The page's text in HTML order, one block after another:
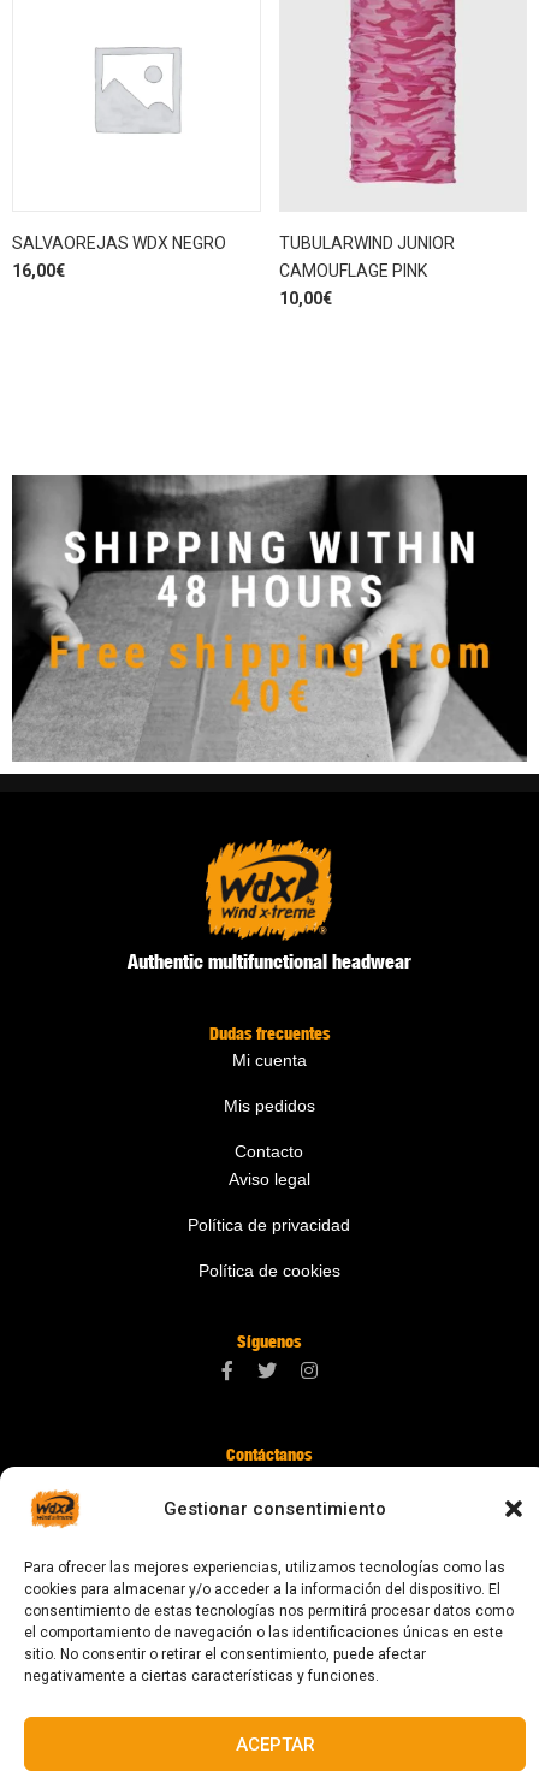
Gestionar consentimiento
Para ofrecer las mejores experiencias, utilizamos tecnologías como las
cookies para almacenar y/o acceder a la información del dispositivo. El
consentimiento de estas tecnologías nos permitirá procesar datos como
el comportamiento de navegación o las identificaciones únicas en este
sitio. No consentir o retirar el consentimiento, puede afectar
negativamente a ciertas características y funciones.
ACEPTAR
SALVAOREJAS WDX NEGRO
16,00€
TUBULARWIND JUNIOR
CAMOUFLAGE PINK
10,00€
Authentic multifunctional headwear
Dudas frecuentes
Mi cuenta
Mis pedidos
Contacto
Aviso legal
Política de privacidad
Política de cookies
Síguenos
Contáctanos
08024 Barcelona
© 2023 Todos los derechos reservados